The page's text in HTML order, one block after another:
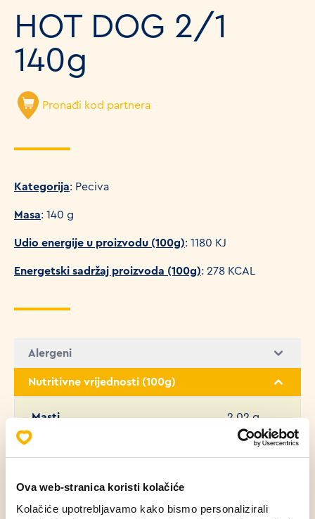
Ova web-stranica koristi kolačiće
Kolačiće upotrebljavamo kako bismo personalizirali
HOT DOG 2/1
140g
Pronađi kod partnera
Kategorija: Peciva
Masa: 140 g
Udio energije u proizvodu (100g): 1180 KJ
Energetski sadržaj proizvoda (100g): 278 KCAL
Alergeni
Nutritivne vrijednosti (100g)
Masti 2.02 g
Zasićene masne kiseline 0.40 g